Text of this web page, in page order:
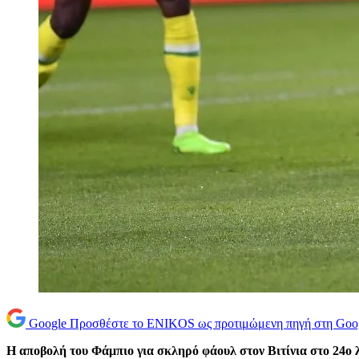
Google Προσθέστε το ENIKOS ως προτιμώμενη πηγή στη
Η αποβολή του Φάμπιο για σκληρό φάουλ στον Βιτίνια στο 24ο